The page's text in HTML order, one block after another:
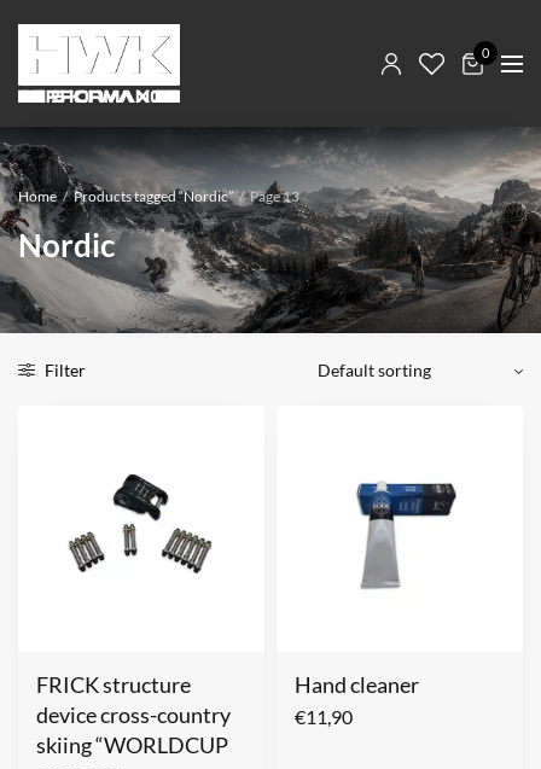
0
Home / Products tagged “Nordic” / Page 13
Nordic
Filter
FRICK structure
device cross-country
skiing “WORLDCUP
Hand cleaner
€11,90